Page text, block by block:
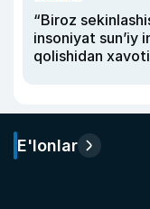
“Biroz
insoniyat sun’iy
qolishidan
E'lonlar